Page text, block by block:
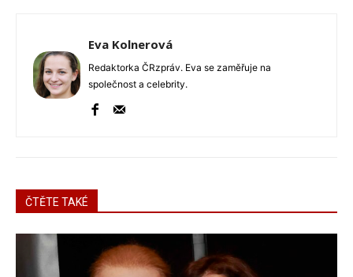
Eva Kolnerová
Redaktorka ČRzpráv. Eva se zaměřuje na
společnost a celebrity.
ČTĚTE TAKÉ